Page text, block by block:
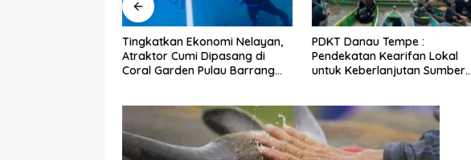
PDKT Danau Tempe :
Pendekatan Kearifan Lokal
untuk Keberlanjutan Sumber
Cara Mengatasi Penyakit PMK
pada Sapi Perah Secara Alami
dan Medis